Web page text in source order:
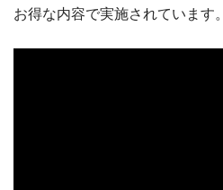
お得な内容で実施されています。